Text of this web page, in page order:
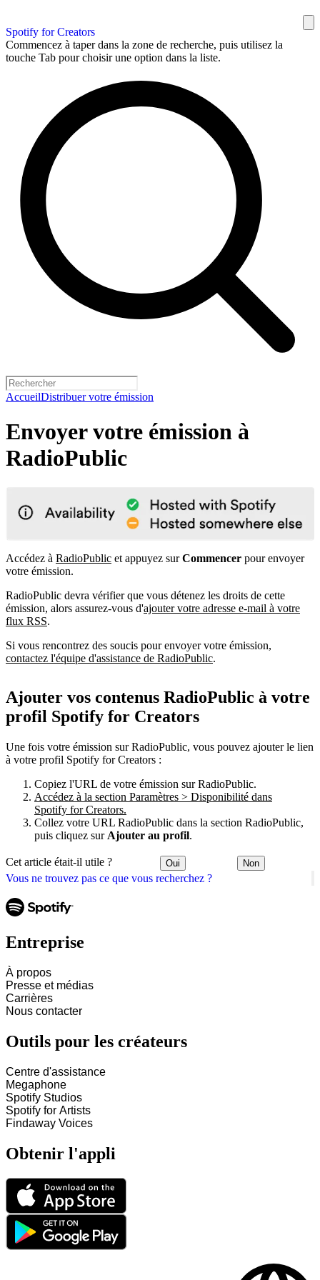
Spotify for Creators
Commencez à taper dans la zone de recherche, puis utilisez la
touche Tab pour choisir une option dans la liste.
AccueilDistribuer votre émission
Vous ne trouvez pas ce que vous recherchez ?
Envoyer votre émission à
RadioPublic
Accédez à RadioPublic et appuyez surCommencer pour envoyer
votre émission.
RadioPublic devra vérifier que vous détenez les droits de cette
émission, alors assurez-vous d'ajouter votre adresse e-mail à votre
flux RSS.
Si vous rencontrez des soucis pour envoyer votre émission,
contactez l'équipe d'assistance de RadioPublic.
Ajouter vos contenus RadioPublic à votre
profil Spotify for Creators
Une fois votre émission sur RadioPublic, vous pouvez ajouter le lien
à votre profil Spotify for Creators :
Copiez l'URL de votre émission sur RadioPublic.
Accédez à la section Paramètres > Disponibilité dans
Spotify for Creators.
Collez votre URL RadioPublic dans la section RadioPublic,
puis cliquez sur Ajouter au profil.
Cet article était-il utile ? Oui Non
Entreprise
À propos
Presse et médias
Carrières
Nous contacter
Outils pour les créateurs
Centre d'assistance
Megaphone
Spotify Studios
Spotify for Artists
Findaway Voices
Obtenir l'appli